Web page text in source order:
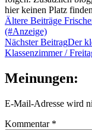
hier keinen Platz
Ältere Beiträge
(#Anzeige)
Nächster BeitragDer
Klassenzimmer /
Meinungen:
E-Mail-Adresse wird
Kommentar *